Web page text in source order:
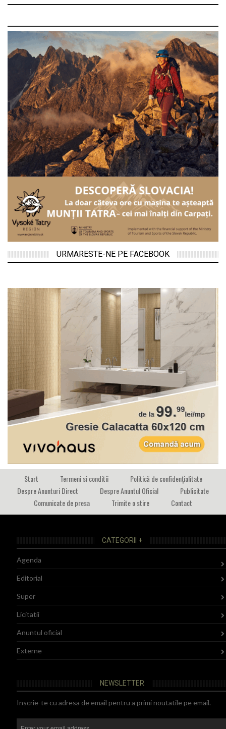
URMARESTE-NE PE FACEBOOK
Start Termeni si conditii
Politică de confidențialitate
Despre Anunturi Direct
Despre Anuntul Oficial
Publicitate
Comunicate de presa
Trimite o stire Contact
CATEGORII +
Agenda
Editorial
Super
Licitatii
Anuntul oficial
Externe
NEWSLETTER
Inscrie-te cu adresa de email pentru a primi noutatile pe email.